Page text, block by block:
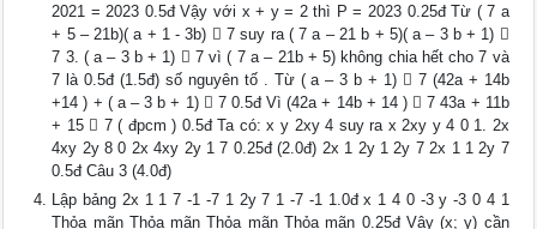
2021 = 2023 0.5đ Vậy với x + y = 2 thì P = 2023 0.25đ Từ ( 7 a
+ 5 – 21b)( a + 1 - 3b)  7 suy ra ( 7 a – 21 b + 5)( a – 3 b + 1) 
7 3. ( a – 3 b + 1)  7 vì ( 7 a – 21b + 5) không chia hết cho 7 và
7 là 0.5đ (1.5đ) số nguyên tố . Từ ( a – 3 b + 1)  7 (42a + 14b
+14 ) + ( a – 3 b + 1)  7 0.5đ Vì (42a + 14b + 14 )  7 43a + 11b
+ 15  7 ( đpcm ) 0.5đ Ta có: x y 2xy 4 suy ra x 2xy y 4 0 1. 2x
4xy 2y 8 0 2x 4xy 2y 1 7 0.25đ (2.0đ) 2x 1 2y 1 2y 7 2x 1 1 2y 7
0.5đ Câu 3 (4.0đ)
Lập bảng 2x 1 1 7 -1 -7 1 2y 7 1 -7 -1 1.0đ x 1 4 0 -3 y -3 0 4 1
Thỏa mãn Thỏa mãn Thỏa mãn Thỏa mãn 0.25đ Vậy (x; y) cần